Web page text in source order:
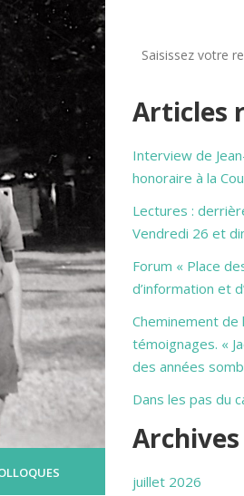
Articles
Interview de
honoraire à la
Lectures :
Vendredi 26 et
Forum « Place
d’information et
Cheminement de
témoignages. «
des années
Dans les pas du
Archives
juillet 2026